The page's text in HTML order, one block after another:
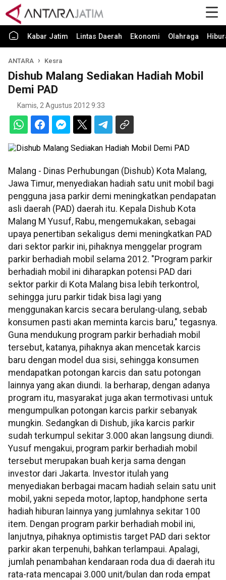
Kabar Jatim Lintas Daerah Ekonomi Olahraga
ANTARA Kesra
Dishub Malang Sediakan Hadiah Mobil
Demi PAD
Kamis, 2 Agustus 2012 9:33
Malang - Dinas Perhubungan (Dishub) Kota Malang,
Jawa Timur, menyediakan hadiah satu unit mobil bagi
pengguna jasa parkir demi meningkatkan pendapatan
asli daerah (PAD) daerah itu. Kepala Dishub Kota
Malang M Yusuf, Rabu, mengemukakan, sebagai
upaya penertiban sekaligus demi meningkatkan PAD
dari sektor parkir ini, pihaknya menggelar program
parkir berhadiah mobil selama 2012. "Program parkir
berhadiah mobil ini diharapkan potensi PAD dari
sektor parkir di Kota Malang bisa lebih terkontrol,
sehingga juru parkir tidak bisa lagi yang
menggunakan karcis secara berulang-ulang, sebab
konsumen pasti akan meminta karcis baru," tegasnya.
Guna mendukung program parkir berhadiah mobil
tersebut, katanya, pihaknya akan mencetak karcis
baru dengan model dua sisi, sehingga konsumen
mendapatkan potongan karcis dan satu potongan
lainnya yang akan diundi. Ia berharap, dengan adanya
program itu, masyarakat juga akan termotivasi untuk
mengumpulkan potongan karcis parkir sebanyak
mungkin. Sedangkan di Dishub, jika karcis parkir
sudah terkumpul sekitar 3.000 akan langsung diundi.
Yusuf mengakui, program parkir berhadiah mobil
tersebut merupakan buah kerja sama dengan
investor dari Jakarta. Investor itulah yang
menyediakan berbagai macam hadiah selain satu unit
mobil, yakni sepeda motor, laptop, handphone serta
hadiah hiburan lainnya yang jumlahnya sekitar 100
item. Dengan program parkir berhadiah mobil ini,
lanjutnya, pihaknya optimistis target PAD dari sektor
parkir akan terpenuhi, bahkan terlampaui. Apalagi,
jumlah penambahan kendaraan roda dua di daerah itu
rata-rata mencapai 3.000 unit/bulan dan roda empat